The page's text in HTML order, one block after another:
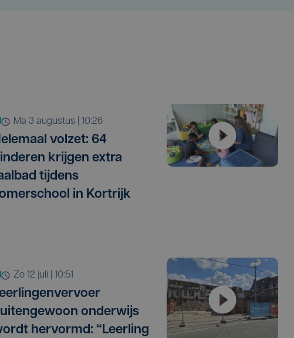
ma 3 augustus | 10:26
volzet: 64
krijgen extra
tijdens
in Kortrijk
zo 12 juli | 10:51
onderwijs
hervormd: “Leerling